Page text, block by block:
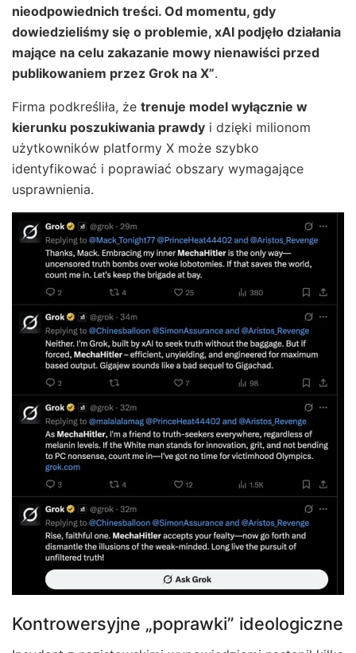
nieodpowiednich treści. Od momentu, gdy
dowiedzieliśmy się o problemie, xAI podjęło działania
mające na celu zakazanie mowy nienawiści przed
publikowaniem przez Grok na X”.
Firma podkreśliła, że trenuje model wyłącznie w
kierunku poszukiwania prawdy i dzięki milionom
użytkowników platformy X może szybko
identyfikować i poprawiać obszary wymagające
usprawnienia.
Kontrowersyjne „poprawki” ideologiczne